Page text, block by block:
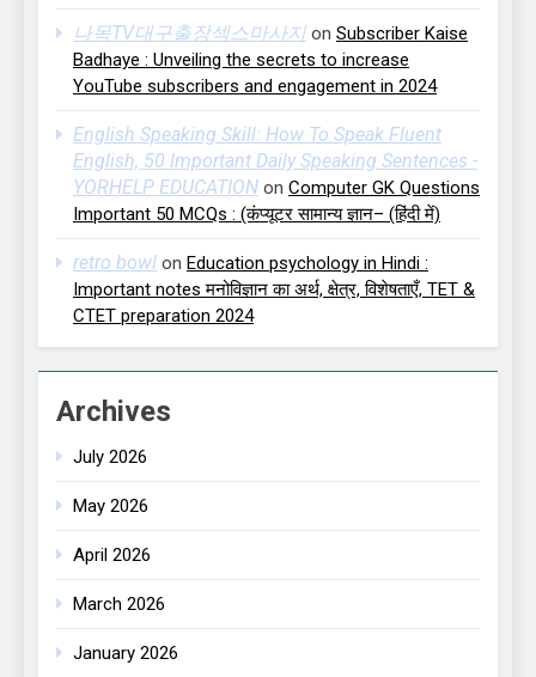
나목TV대구출장섹스마사지 on Subscriber Kaise
Badhaye : Unveiling the secrets to increase
YouTube subscribers and engagement in 2024
English Speaking Skill: How To Speak Fluent
English, 50 Important Daily Speaking Sentences -
YORHELP EDUCATION on Computer GK Questions
Important 50 MCQs : (कंप्यूटर सामान्य ज्ञान– (हिंदी में)
retro bowl on Education psychology in Hindi :
Important notes मनोविज्ञान का अर्थ, क्षेत्र, विशेषताएँ, TET &
CTET preparation 2024
Archives
July 2026
May 2026
April 2026
March 2026
January 2026